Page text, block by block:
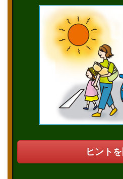
ヒントを